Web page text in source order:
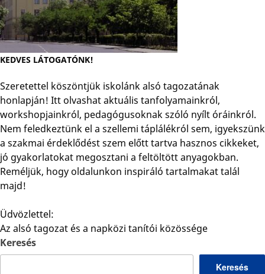
KEDVES LÁTOGATÓNK!
Szeretettel köszöntjük iskolánk alsó tagozatának
honlapján! Itt olvashat aktuális tanfolyamainkról,
workshopjainkról, pedagógusoknak szóló nyílt óráinkról.
Nem feledkeztünk el a szellemi táplálékról sem, igyekszünk
a szakmai érdeklődést szem előtt tartva hasznos cikkeket,
jó gyakorlatokat megosztani a feltöltött anyagokban.
Reméljük, hogy oldalunkon inspiráló tartalmakat talál
majd!
Üdvözlettel:
Az alsó tagozat és a napközi tanítói közössége
Keresés
Keresés